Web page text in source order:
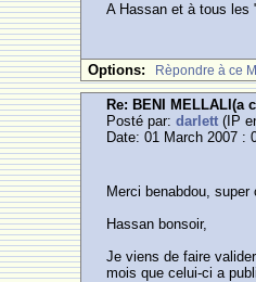
A Hassan et à tous les
Options: Rèpondre à ce
Re: BENI MELLALl(a
Posté par:darlett (IP
Date: 01 March 2007 :
Merci benabdou, super
Hassan bonsoir,
Je viens de faire
mois que celui-ci a